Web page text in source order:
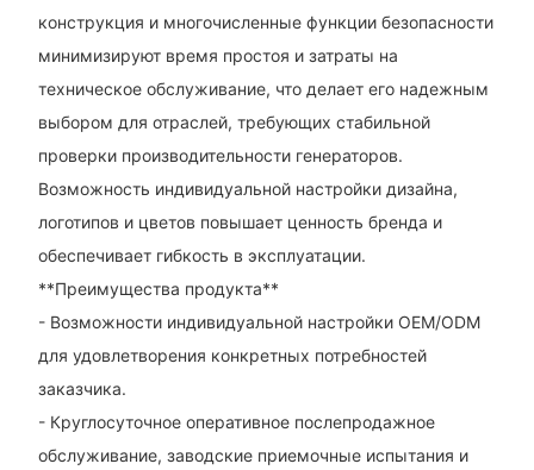
конструкция и многочисленные функции безопасности
минимизируют время простоя и затраты на
техническое обслуживание, что делает его надежным
выбором для отраслей, требующих стабильной
проверки производительности генераторов.
Возможность индивидуальной настройки дизайна,
логотипов и цветов повышает ценность бренда и
обеспечивает гибкость в эксплуатации.
**Преимущества продукта**
- Возможности индивидуальной настройки OEM/ODM
для удовлетворения конкретных потребностей
заказчика.
- Круглосуточное оперативное послепродажное
обслуживание, заводские приемочные испытания и